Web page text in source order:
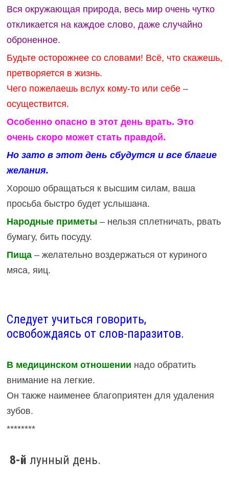
Вся окружающая природа, весь мир очень чутко
откликается на каждое слово, даже случайно
оброненное.
Будьте осторожнее со словами! Всё, что скажешь,
претворяется в жизнь.
Чего пожелаешь вслух кому-то или себе –
осуществится.
Особенно опасно в этот день врать. Это
очень скоро может стать правдой.
Но зато в этот день сбудутся и все благие
желания.
Хорошо обращаться к высшим силам, ваша
просьба быстро будет услышана.
Народные приметы– нельзя сплетничать, рвать
бумагу, бить посуду.
Пища– желательно воздержаться от куриного
мяса, яиц.
Следует учиться говорить,
освобождаясь от слов-паразитов.
В медицинском отношении надо обратить
внимание на легкие.
Он также наименее благоприятен для удаления
зубов.
********
8-й лунный день.